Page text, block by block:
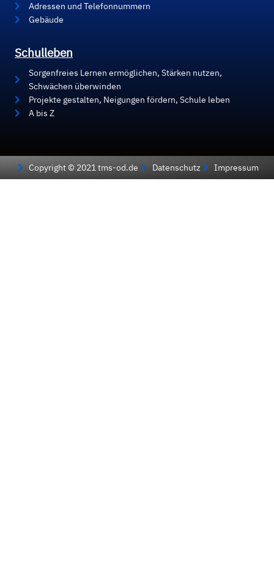
Adressen und Telefonnummern
Gebäude
Schulleben
Sorgenfreies Lernen ermöglichen, Stärken nutzen,
Schwächen überwinden
Projekte gestalten, Neigungen fördern, Schule leben
A bis Z
Copyright © 2021 tms-od.de Datenschutz Impressum